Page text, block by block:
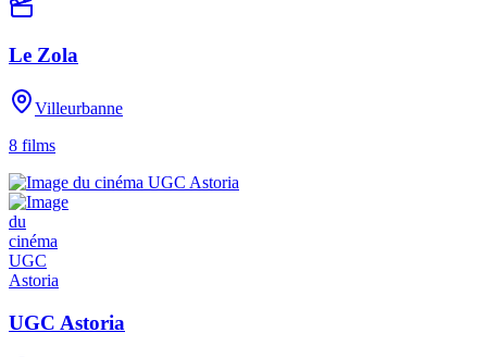
Le Zola
Villeurbanne
8 films
UGC Astoria